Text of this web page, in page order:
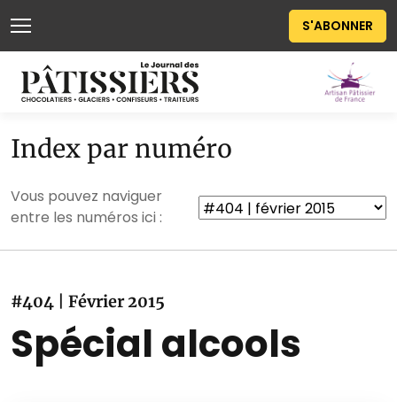
S'ABONNER
Index par numéro
Vous pouvez naviguer
entre les numéros ici :
#404 | Février 2015
Spécial alcools